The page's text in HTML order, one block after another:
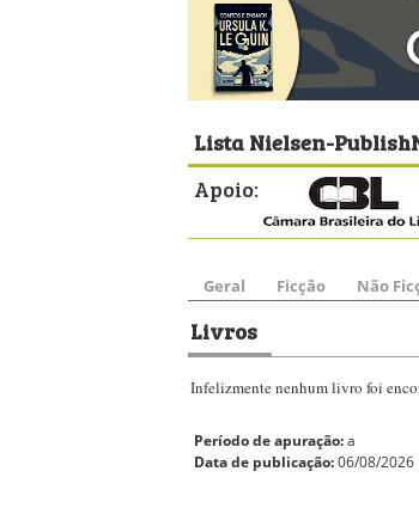
Lista Nielsen-
Apoio:
Geral Ficção Não
Livros
Infelizmente nenhum livro foi
Período de apuração:a
Data de publicação:06/08/2026